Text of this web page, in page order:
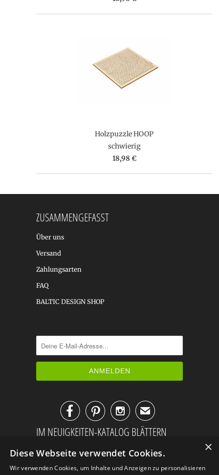
Holzpuzzle HOOP
schwierig
18,98 €
ZUSAMMENGEFASST
Über uns
Versand
Zahlungsarten
FAQ
BALTIC DESIGN SHOP
✉
IM NEUIGKEITEN-KATALOG BLÄTTERN
×
Diese Webseite verwendet Cookies.
Wir verwenden Cookies, um Inhalte und Anzeigen zu personalisieren